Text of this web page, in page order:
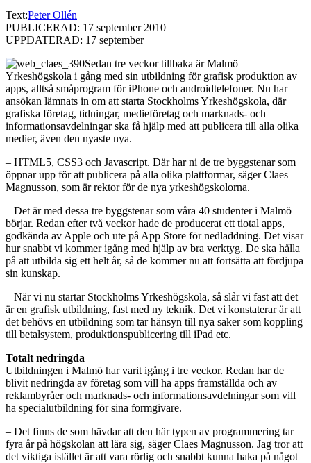
Text:Peter Ollén
PUBLICERAD: 17 september 2010
UPPDATERAD: 17 september
Sedan tre veckor tillbaka är Malmö
Yrkeshögskola i gång med sin utbildning för grafisk produktion av
apps, alltså småprogram för iPhone och androidtelefoner. Nu har
ansökan lämnats in om att starta Stockholms Yrkeshögskola, där
grafiska företag, tidningar, medieföretag och marknads- och
informationsavdelningar ska få hjälp med att publicera till alla olika
medier, även den nyaste nya.
– HTML5, CSS3 och Javascript. Där har ni de tre byggstenar som
öppnar upp för att publicera på alla olika plattformar, säger Claes
Magnusson, som är rektor för de nya yrkeshögskolorna.
– Det är med dessa tre byggstenar som våra 40 studenter i Malmö
börjar. Redan efter två veckor hade de producerat ett tiotal apps,
godkända av Apple och ute på App Store för nedladdning. Det visar
hur snabbt vi kommer igång med hjälp av bra verktyg. De ska hålla
på att utbilda sig ett helt år, så de kommer nu att fortsätta att fördjupa
sin kunskap.
– När vi nu startar Stockholms Yrkeshögskola, så slår vi fast att det
är en grafisk utbildning, fast med ny teknik. Det vi konstaterar är att
det behövs en utbildning som tar hänsyn till nya saker som koppling
till betalsystem, produktionspublicering till iPad etc.
Totalt nedringda
Utbildningen i Malmö har varit igång i tre veckor. Redan har de
blivit nedringda av företag som vill ha apps framställda och av
reklambyråer och marknads- och informationsavdelningar som vill
ha specialutbildning för sina formgivare.
– Det finns de som hävdar att den här typen av programmering tar
fyra år på högskolan att lära sig, säger Claes Magnusson. Jag tror att
det viktiga istället är att vara rörlig och snabbt kunna haka på något